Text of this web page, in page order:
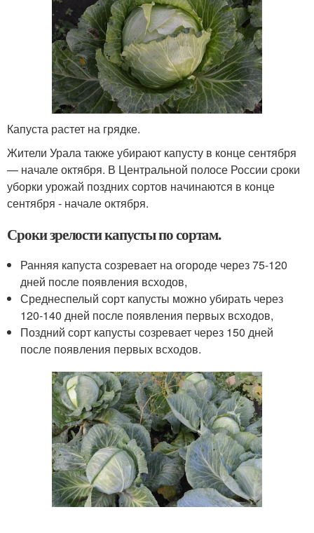
Капуста растет на грядке.
Жители Урала также убирают капусту в конце сентября
— начале октября. В Центральной полосе России сроки
уборки урожай поздних сортов начинаются в конце
сентября - начале октября.
Сроки зрелости капусты по сортам.
Ранняя капуста созревает на огороде через 75-120
дней после появления всходов,
Среднеспелый сорт капусты можно убирать через
120-140 дней после появления первых всходов,
Поздний сорт капусты созревает через 150 дней
после появления первых всходов.